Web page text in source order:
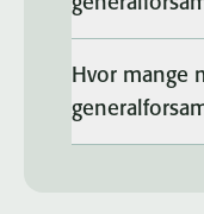
Hvor mange